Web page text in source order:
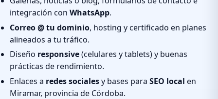
integración con WhatsApp.
Correo @ tu dominio, hosting y certificado en planes
alineados a tu tráfico.
Diseño responsive(celulares y tablets) y buenas
prácticas de rendimiento.
Enlaces a redes socialesy bases para SEO local en
Miramar, provincia de Córdoba.